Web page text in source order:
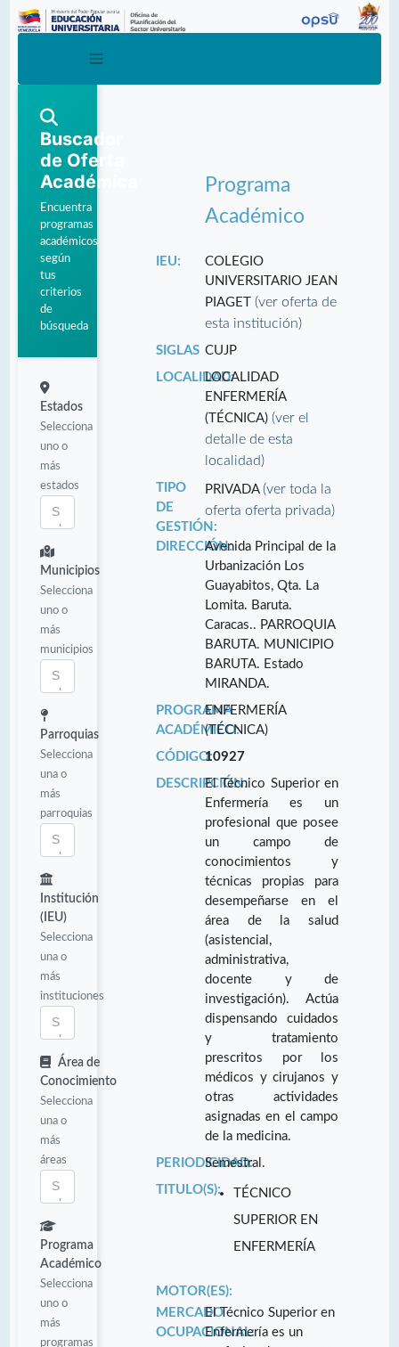
Buscador
de Oferta
Académica
Encuentra
programas
académicos
según
tus
criterios
de
búsqueda
Estados
Selecciona
uno o
más
estados
Municipios
Selecciona
uno o
más
municipios
Parroquias
Selecciona
una o
más
parroquias
Institución
(IEU)
Selecciona
una o
más
instituciones
Área de
Conocimiento
Selecciona
una o
más
áreas
Programa
Académico
Selecciona
uno o
más
programas
Programa
Académico
IEU:
COLEGIO
UNIVERSITARIO JEAN
PIAGET(ver oferta de
esta institución)
SIGLAS CUJP
LOCALIDAD:LOCALIDAD
ENFERMERÍA
(TÉCNICA)(ver el
detalle de esta
localidad)
TIPO
DE
GESTIÓN:
PRIVADA(ver toda la
oferta oferta privada)
DIRECCIÓN:Avenida Principal de la
Urbanización Los
Guayabitos, Qta. La
Lomita. Baruta.
Caracas.. PARROQUIA
BARUTA. MUNICIPIO
BARUTA. Estado
MIRANDA.
PROGRAMA
ACADÉMICO:
ENFERMERÍA
(TÉCNICA)
CÓDIGO:10927
DESCRIPCIÓN:El Técnico Superior en
Enfermería es un
profesional que posee
un campo de
conocimientos y
técnicas propias para
desempeñarse en el
área de la salud
(asistencial,
administrativa,
docente y de
investigación). Actúa
dispensando cuidados
y tratamiento
prescritos por los
médicos y cirujanos y
otras actividades
asignadas en el campo
de la medicina.
PERIODICIDAD:
Semestral.
TITULO(S):
TÉCNICO
SUPERIOR EN
ENFERMERÍA
MOTOR(ES):
MERCADO
OCUPACIONAL:
El Técnico Superior en
Enfermería es un